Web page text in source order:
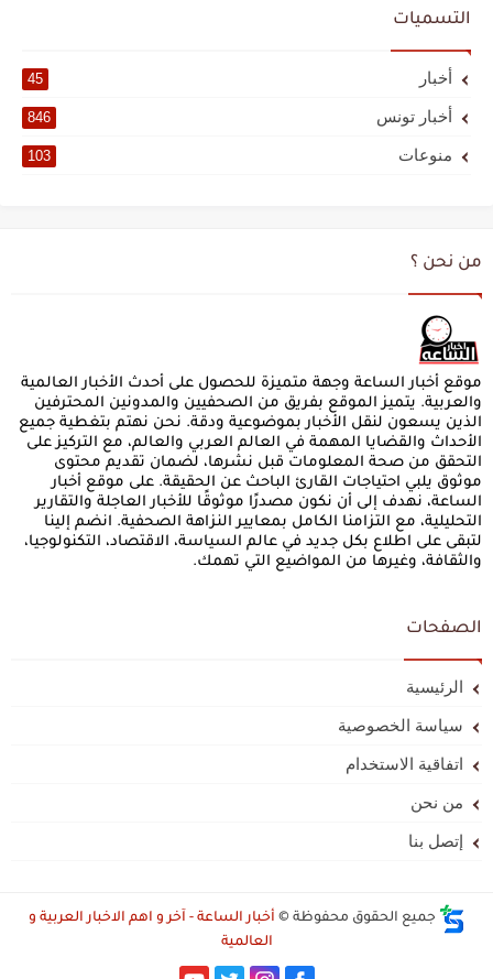
التسميات
أخبار 45
أخبار تونس 846
منوعات 103
من نحن ؟
موقع أخبار الساعة وجهة متميزة للحصول على أحدث الأخبار العالمية
والعربية. يتميز الموقع بفريق من الصحفيين والمدونين المحترفين
الذين يسعون لنقل الأخبار بموضوعية ودقة. نحن نهتم بتغطية جميع
الأحداث والقضايا المهمة في العالم العربي والعالم، مع التركيز على
التحقق من صحة المعلومات قبل نشرها، لضمان تقديم محتوى
موثوق يلبي احتياجات القارئ الباحث عن الحقيقة. على موقع أخبار
الساعة، نهدف إلى أن نكون مصدرًا موثوقًا للأخبار العاجلة والتقارير
التحليلية، مع التزامنا الكامل بمعايير النزاهة الصحفية. انضم إلينا
لتبقى على اطلاع بكل جديد في عالم السياسة، الاقتصاد، التكنولوجيا،
والثقافة، وغيرها من المواضيع التي تهمك.
الصفحات
الرئيسية
سياسة الخصوصية
اتفاقية الاستخدام
من نحن
إتصل بنا
جميع الحقوق محفوظة © أخبار الساعة - آخر و اهم الاخبار العربية و
العالمية